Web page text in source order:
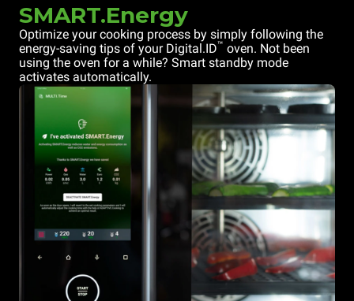
SMART.Energy
Optimize your cooking process by simply following the
energy-saving tips of your Digital.ID™ oven. Not been
using the oven for a while? Smart standby mode
activates automatically.